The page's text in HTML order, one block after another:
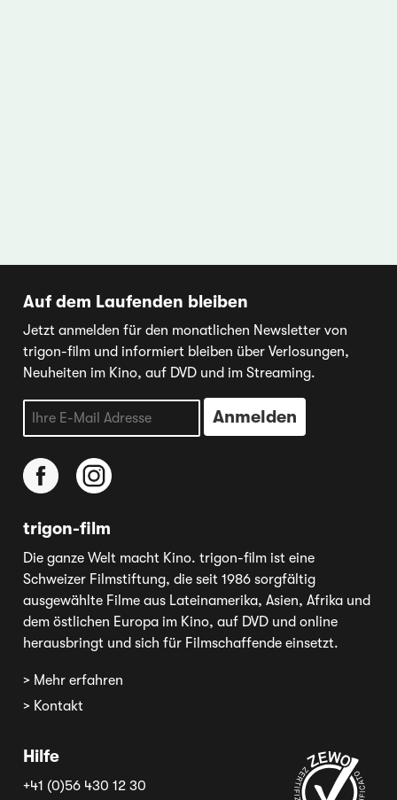
Auf dem Laufenden bleiben
Jetzt anmelden für den monatlichen Newsletter von
trigon-film und informiert bleiben über Verlosungen,
Neuheiten im Kino, auf DVD und im Streaming.
trigon-film
Die ganze Welt macht Kino. trigon-film ist eine
Schweizer Filmstiftung, die seit 1986 sorgfältig
ausgewählte Filme aus Lateinamerika, Asien, Afrika und
dem östlichen Europa im Kino, auf DVD und online
herausbringt und sich für Filmschaffende einsetzt.
> Mehr erfahren
> Kontakt
Hilfe
+41 (0)56 430 12 30